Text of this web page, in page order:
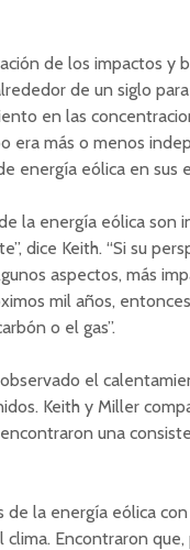
de los impactos y
de un siglo
en las
era más o menos
energía eólica en sus
la energía eólica son
dice Keith. “Si su
aspectos, más
mil años,
o el gas”.
el
Keith y Miller
una
de la energía eólica
Encontraron que,